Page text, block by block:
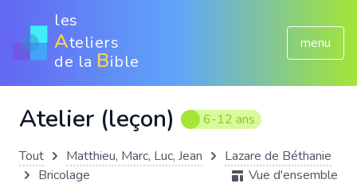
les
Ateliers
de la Bible
menu
Atelier (leçon) 6-12 ans
Tout Matthieu, Marc, Luc, Jean
Lazare de Béthanie
Bricolage
Vue d'ensemble